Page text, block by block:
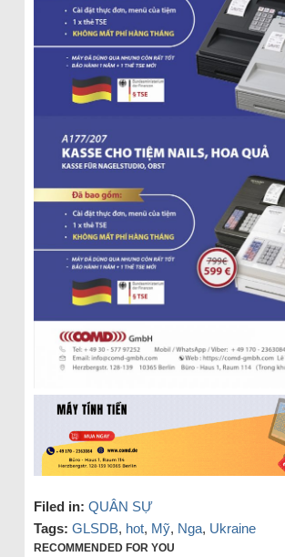
Filed in: QUÂN SỰ
Tags: GLSDB, hot, Mỹ, Nga, Ukraine
RECOMMENDED FOR YOU